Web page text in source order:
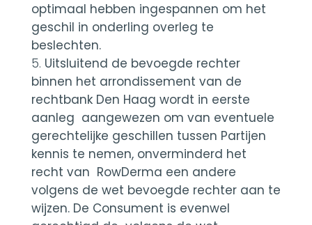
optimaal hebben ingespannen om het
geschil in onderling overleg te
beslechten.
Uitsluitend de bevoegde rechter
binnen het arrondissement van de
rechtbank Den Haag wordt in eerste
aanleg aangewezen om van eventuele
gerechtelijke geschillen tussen Partijen
kennis te nemen, onverminderd het
recht van RowDerma een andere
volgens de wet bevoegde rechter aan te
wijzen. De Consument is evenwel